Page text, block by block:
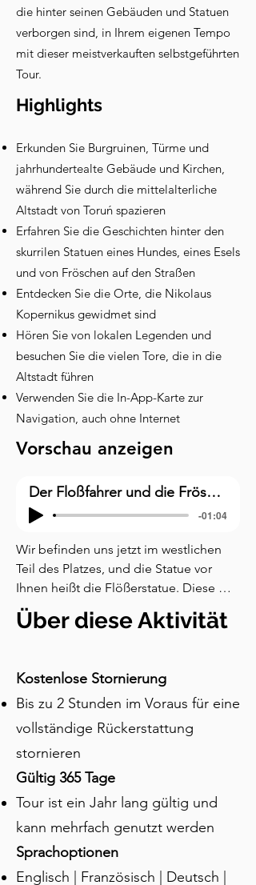
die hinter seinen Gebäuden und Statuen
verborgen sind, in Ihrem eigenen Tempo
mit dieser meistverkauften selbstgeführten
Tour.
Highlights
Erkunden Sie Burgruinen, Türme und
jahrhundertealte Gebäude und Kirchen,
während Sie durch die mittelalterliche
Altstadt von Toruń spazieren
Erfahren Sie die Geschichten hinter den
skurrilen Statuen eines Hundes, eines Esels
und von Fröschen auf den Straßen
Entdecken Sie die Orte, die Nikolaus
Kopernikus gewidmet sind
Hören Sie von lokalen Legenden und
besuchen Sie die vielen Tore, die in die
Altstadt führen
Verwenden Sie die In-App-Karte zur
Navigation, auch ohne Internet
Vorschau anzeigen
Der Floßfahrer und die Frösche / Pomnik Flisaka w Toruniu
-01:04
Wir befinden uns jetzt im westlichen
Teil des Platzes, und die Statue vor
Ihnen heißt die Flößerstatue. Diese
Statue wurde im frühen neunzehnten
Jahrhundert auf dem Platz aufgestellt
eine bedeutende Verbindung zum
Weichsel, einem der längsten Flüsse in
Polen. Seit Jahrhunderten hat dieser
Fluss den Handel und die
wirtschaftliche Entwicklung im Land
vorangetrieben. Arme Flößer
besuchten oft Toruń entlang dieses
Flusses, um Rohmaterialien in die Stadt
zu bringen. Sie verbrachten den
Großteil ihres Lebens auf dem Fluss
und entwickelten bestimmte Kulturen
Über diese Aktivität
Kostenlose Stornierung
Bis zu 2 Stunden im Voraus für eine
vollständige Rückerstattung
stornieren
Gültig 365 Tage
Tour ist ein Jahr lang gültig und
kann mehrfach genutzt werden
Sprachoptionen
Englisch | Französisch | Deutsch |